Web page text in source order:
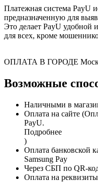
Платежная система PayU
предназначенную для
Это делает PayU удобной
для всех, кроме
ОПЛАТА В ГОРОДЕ
Возможные
Наличными в
Оплата на сайте
PayU.
Подробнее
)
Оплата банковской
Samsung Pay
Через СБП по QR-
Оплата на